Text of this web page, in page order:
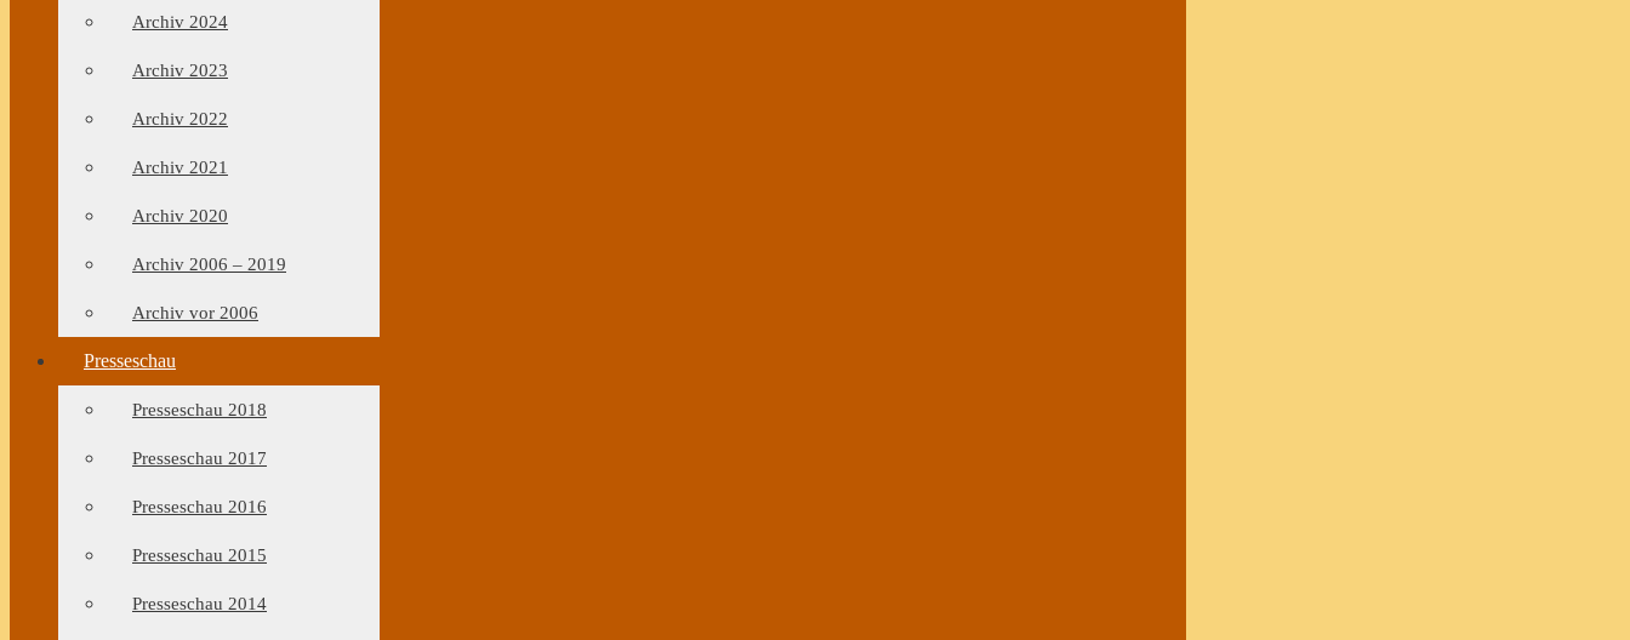
Archiv 2024
Archiv 2023
Archiv 2022
Archiv 2021
Archiv 2020
Archiv 2006 – 2019
Archiv vor 2006
Presseschau
Presseschau 2018
Presseschau 2017
Presseschau 2016
Presseschau 2015
Presseschau 2014